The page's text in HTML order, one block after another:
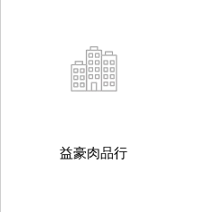
益豪肉品行